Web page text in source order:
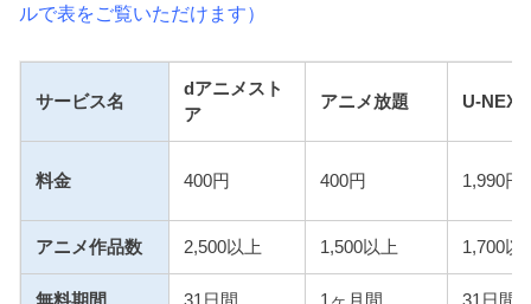
ルで表をご覧いただけます）
サービス名
dアニメスト
ア
アニメ放題 U-NEXT
料金 400円 400円 1,990円
アニメ作品数 2,500以上 1,500以上 1,700以